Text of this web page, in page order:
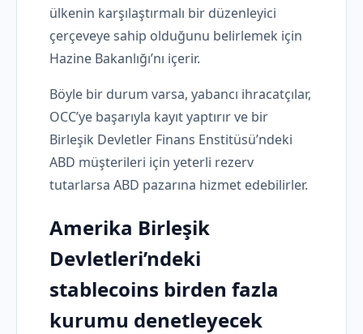
ülkenin karşılaştırmalı bir düzenleyici
çerçeveye sahip olduğunu belirlemek için
Hazine Bakanlığı’nı içerir.
Böyle bir durum varsa, yabancı ihracatçılar,
OCC’ye başarıyla kayıt yaptırır ve bir
Birleşik Devletler Finans Enstitüsü’ndeki
ABD müşterileri için yeterli rezerv
tutarlarsa ABD pazarına hizmet edebilirler.
Amerika Birleşik
Devletleri’ndeki
stablecoins birden fazla
kurumu denetleyecek